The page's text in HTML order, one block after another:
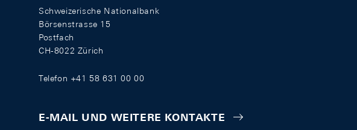
Schweizerische Nationalbank
Börsenstrasse 15
Postfach
CH-8022 Zürich
Telefon +41 58 631 00 00
E-MAIL UND WEITERE KONTAKTE